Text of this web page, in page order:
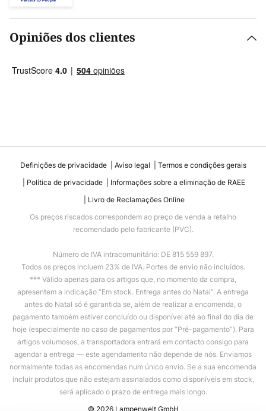
Opiniões dos clientes
Definições de privacidade Aviso legal
Termos e condições gerais
Política de privacidade
Informações sobre a eliminação de RAEE
Livro de Reclamações Online
Os preços riscados correspondem ao preço de venda a retalho
recomendado pelo fabricante (PVC).
Número de IVA intracomunitário: DE 815 559 897.
Todos os preços incluem 23% de IVA. Portes de envio não incluídos.
*** Válido apenas para os artigos que, no momento da compra,
apresentem a indicação “Em stock. Entrega antes do Natal”. A entrega
antes do Natal só é garantida se, além de realizar a encomenda, o
pagamento também estiver concluído ou disponível até ao final do dia de
hoje (especialmente no caso de pagamentos por “Pré-pagamento”). Para
artigos volumosos, a transportadora entrará em contacto consigo para
agendar a entrega — este agendamento não depende de nós. Enviamos
normalmente todas as encomendas num único envio. Se a sua encomenda
incluir produtos que não estejam assinalados como disponíveis em stock,
será aplicado o prazo de entrega mais longo.
© 2026 Lampenwelt GmbH